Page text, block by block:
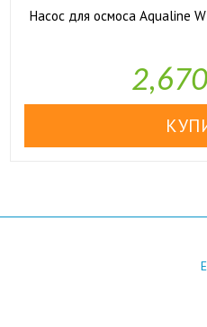
Насос для осмоса Aqualine